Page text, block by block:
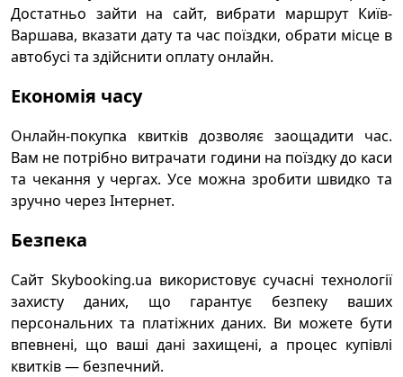
Достатньо зайти на сайт, вибрати маршрут Київ-
Варшава, вказати дату та час поїздки, обрати місце в
автобусі та здійснити оплату онлайн.
Економія часу
Онлайн-покупка квитків дозволяє заощадити час.
Вам не потрібно витрачати години на поїздку до каси
та чекання у чергах. Усе можна зробити швидко та
зручно через Інтернет.
Безпека
Сайт Skybooking.ua використовує сучасні технології
захисту даних, що гарантує безпеку ваших
персональних та платіжних даних. Ви можете бути
впевнені, що ваші дані захищені, а процес купівлі
квитків — безпечний.